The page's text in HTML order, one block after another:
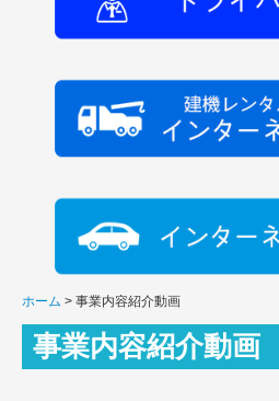
経営理念
支店一覧
事業内容
レンタカー回送サービス
建機車両回送サービス
自動車登録代行サービス
ホーム 事業内容紹介動画
事業内容紹介動画